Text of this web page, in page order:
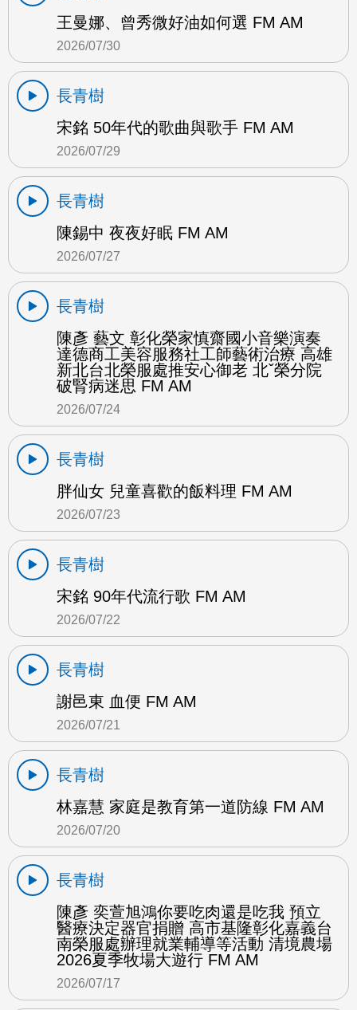
王曼娜、曾秀微好油如何選 FM AM
2026/07/30
長青樹
宋銘 50年代的歌曲與歌手 FM AM
2026/07/29
長青樹
陳錫中 夜夜好眠 FM AM
2026/07/27
長青樹
陳彥 藝文 彰化榮家慎齋國小音樂演奏
達德商工美容服務社工師藝術治療 高雄
新北台北榮服處推安心御老 北ˇ榮分院
破腎病迷思 FM AM
2026/07/24
長青樹
胖仙女 兒童喜歡的飯料理 FM AM
2026/07/23
長青樹
宋銘 90年代流行歌 FM AM
2026/07/22
長青樹
謝邑東 血便 FM AM
2026/07/21
長青樹
林嘉慧 家庭是教育第一道防線 FM AM
2026/07/20
長青樹
陳彥 奕萱旭鴻你要吃肉還是吃我 預立
醫療決定器官捐贈 高市基隆彰化嘉義台
南榮服處辦理就業輔導等活動 清境農場
2026夏季牧場大遊行 FM AM
2026/07/17